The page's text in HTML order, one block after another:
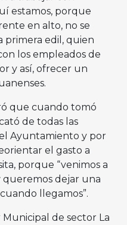
estamos, porque
en alto, no se
primera edil, quien
los empleados de
y así, ofrecer un
que cuando tomó
de todas las
Ayuntamiento y por
el gasto a
porque “venimos a
queremos dejar una
llegamos”.
de sector La